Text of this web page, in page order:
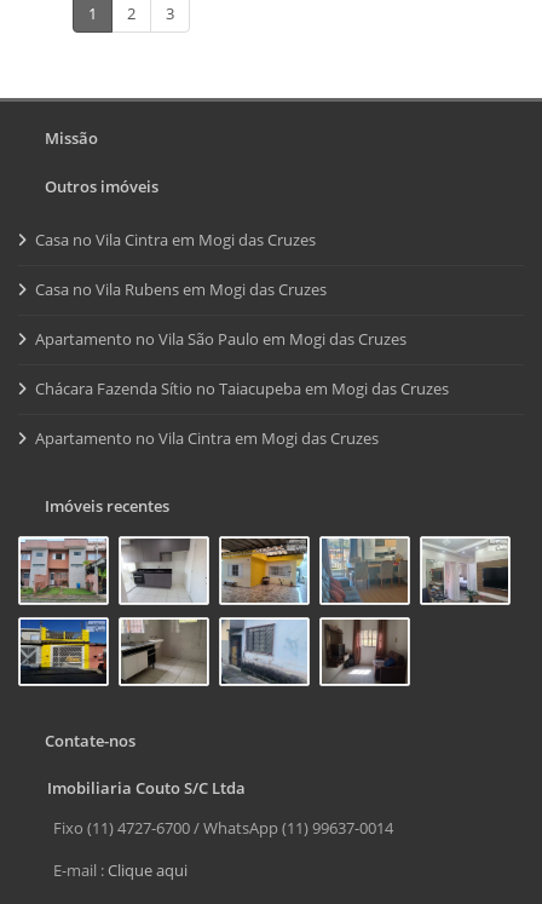
1 2 3
Missão
Outros imóveis
Casa no Vila Cintra em Mogi das Cruzes
Casa no Vila Rubens em Mogi das Cruzes
Apartamento no Vila São Paulo em Mogi das Cruzes
Chácara Fazenda Sítio no Taiacupeba em Mogi das Cruzes
Apartamento no Vila Cintra em Mogi das Cruzes
Imóveis recentes
Contate-nos
Imobiliaria Couto S/C Ltda
Fixo (11) 4727-6700 / WhatsApp (11) 99637-0014
E-mail :Clique aqui